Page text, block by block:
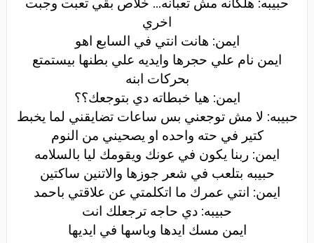
اخري
ايمن: هانت انتي في السابع اهو
ايمن نام علي حجرها وايديه علي بطنها بيستمتع
بحركات ابنه
ايمن: هيا خبطاته دي بتوجعك؟؟
حبيبه: لا مش توجعني بس ساعات تضايقني لما يخبط
كتير في حته واحده او يصحيني من النوم
ايمن: ربنا يكون في عونك ويقومك ليا بالسلامه
حبيبه بتلعب في شعر جوزها والاتنين ساكتين
ايمن: انتي عمرك ما اتكلمتي عن علاقتي باحمد
حبيبه: دي حاجه ترجعلك انت
ايمن مسك ايدها وباسها في ايديها